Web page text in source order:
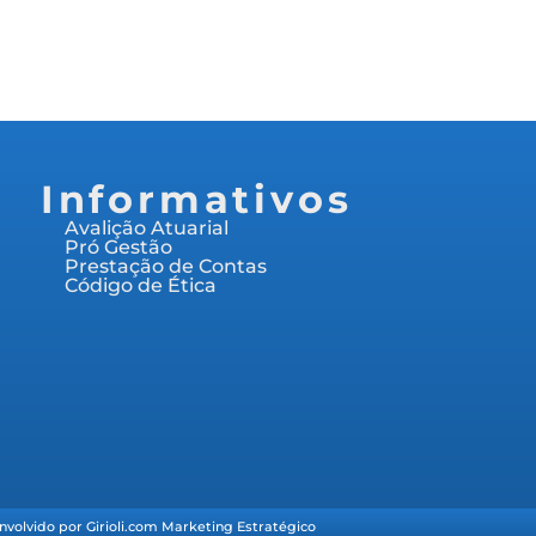
Informativos
Avalição Atuarial
Pró Gestão
Prestação de Contas
Código de Ética
por Girioli.com Marketing Estratégico